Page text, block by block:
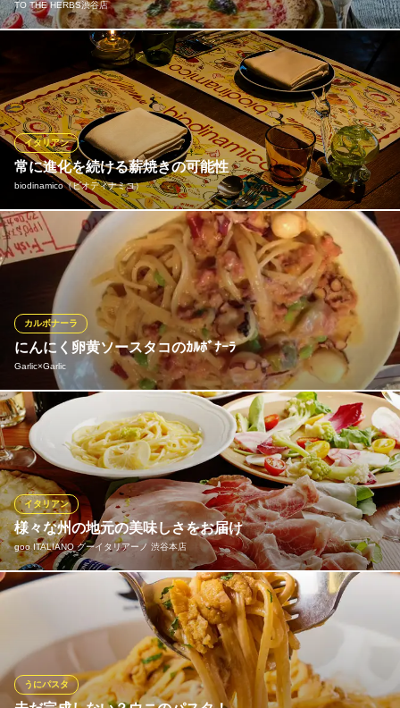
渋谷でビビッドな食体験
ＪＲ渋谷駅 徒歩2分
東京都渋谷区道玄坂2-25-12 ホテルインディゴ東京渋谷11F
TO THE HERBS渋谷店
【ハーブに、乾杯！】「ハーブ・チーズ・ワインをもっと身近
に、もっとおいしく」というコンセプトのもと、1995年に誕生し
たTO THE HERBS。四半世紀に渡って、皆さまに愛され続ける自
慢のメニューの数々。ぜひご賞味ください！
TO THE HERBS渋谷店
石窯ピザと自家製パスタ
ＪＲ渋谷駅 徒歩6分
東京都渋谷区宇田川町4-3 lyf渋谷東京 2F
常に進化を続ける薪焼きの可能性
biodinamico（ビオディナミコ）
イタリアン
横浜のSALONE2007の姉妹店でありながらアラカルトで薪焼きを
メインとした骨太な料理。なかでもぜひ召し上がっていただきた
いのが「グラスフェット牛の薪焼き」。素材が持つポテンシャル
を最大限に引き出した絶妙な味わいに、お腹も心も満たされてい
くこと間違いなし。珠玉の料理の数々を是非ご堪能ください。
biodinamico（ビオディナミコ）
渋谷駅×イタリアン
東急田園都市線渋谷駅 徒歩7分
東京都渋谷区神南1-19-14 クリスタルポイントビル3F
にんにく卵黄ソースタコのｶﾙﾎﾞﾅｰﾗ
Garlic×Garlic
カルボナーラ
ベーコンの代わりにタコを使った当店オリジナルのカルボナー
ラ！
Garlic×Garlic
イタリアンにんにく料理
京王井の頭線神泉駅 徒歩4分
東京都渋谷区松涛1-26-2 1F
様々な州の地元の美味しさをお届け
goo ITALIANO グーイタリアーノ 渋谷本店
イタリアン
「郷土料理はあってもスタンダードなイタリア料理はない」とい
われるように、多様性こそがイタリア食文化の魅力です。地産地
消されてなかなか紹介されることが少ない地元の美味しさを、ぜ
ひ当店で発見してみてください。知っているようで知らなかった
イタリア郷土料理を、肩肘張らずに楽しめるカジュアルなお店で
す。
うにパスタ